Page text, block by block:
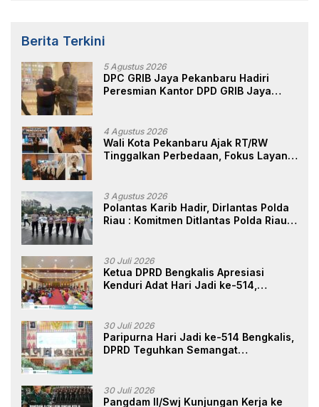
Berita Terkini
5 Agustus 2026
DPC GRIB Jaya Pekanbaru Hadiri
Peresmian Kantor DPD GRIB Jaya
4 Agustus 2026
Wali Kota Pekanbaru Ajak RT/RW
Tinggalkan Perbedaan, Fokus Layani
3 Agustus 2026
Polantas Karib Hadir, Dirlantas Polda
Riau : Komitmen Ditlantas Polda Riau
Masyarakat
30 Juli 2026
Ketua DPRD Bengkalis Apresiasi
Kenduri Adat Hari Jadi ke-514,
30 Juli 2026
Paripurna Hari Jadi ke-514 Bengkalis,
DPRD Teguhkan Semangat
30 Juli 2026
Pangdam II/Swj Kunjungan Kerja ke